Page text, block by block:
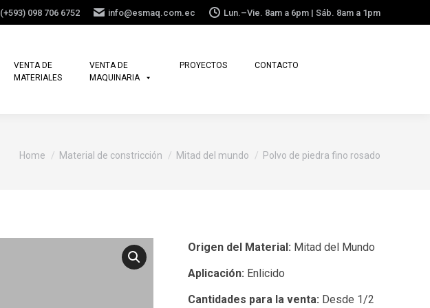
(+593) 098 706 6752 info@esmaq.com.ec Lun.–Vie. 8am a 6pm | Sáb. 8am a 1pm
VENTA DE
MATERIALES
VENTA DE
MAQUINARIA
PROYECTOS CONTACTO
You are here:
Home Material de constricción Mitad del mundo Polvo de piedra fino rosado
Origen del Material: Mitad del Mundo
Aplicación: Enlicido
Cantidades para la venta: Desde 1/2